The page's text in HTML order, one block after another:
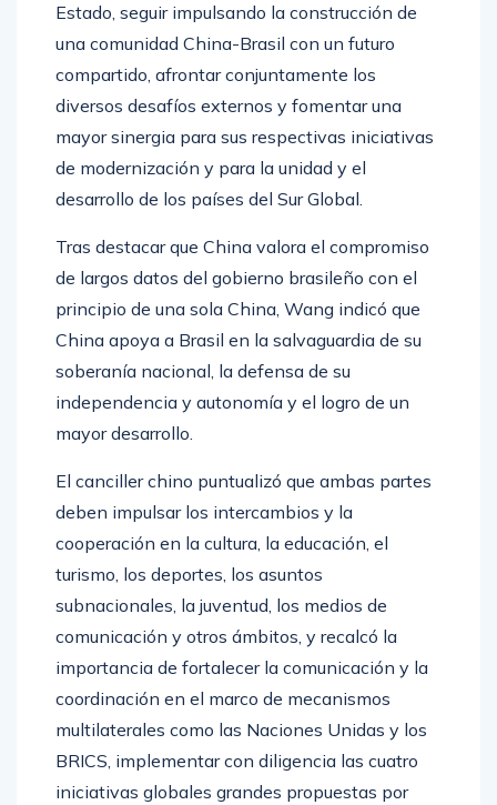
Estado, seguir impulsando la construcción de
una comunidad China-Brasil con un futuro
compartido, afrontar conjuntamente los
diversos desafíos externos y fomentar una
mayor sinergia para sus respectivas iniciativas
de modernización y para la unidad y el
desarrollo de los países del Sur Global.
Tras destacar que China valora el compromiso
de largos datos del gobierno brasileño con el
principio de una sola China, Wang indicó que
China apoya a Brasil en la salvaguardia de su
soberanía nacional, la defensa de su
independencia y autonomía y el logro de un
mayor desarrollo.
El canciller chino puntualizó que ambas partes
deben impulsar los intercambios y la
cooperación en la cultura, la educación, el
turismo, los deportes, los asuntos
subnacionales, la juventud, los medios de
comunicación y otros ámbitos, y recalcó la
importancia de fortalecer la comunicación y la
coordinación en el marco de mecanismos
multilaterales como las Naciones Unidas y los
BRICS, implementar con diligencia las cuatro
iniciativas globales grandes propuestas por